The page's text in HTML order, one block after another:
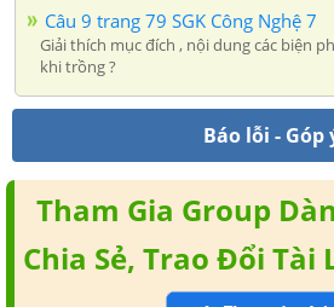
Câu 9 trang 79 SGK Công Nghệ 7
Giải thích mục đích , nội dung các biện
khi trồng ?
Báo lỗi - Góp
Tham Gia Group
Chia Sẻ, Trao Đổi Tài